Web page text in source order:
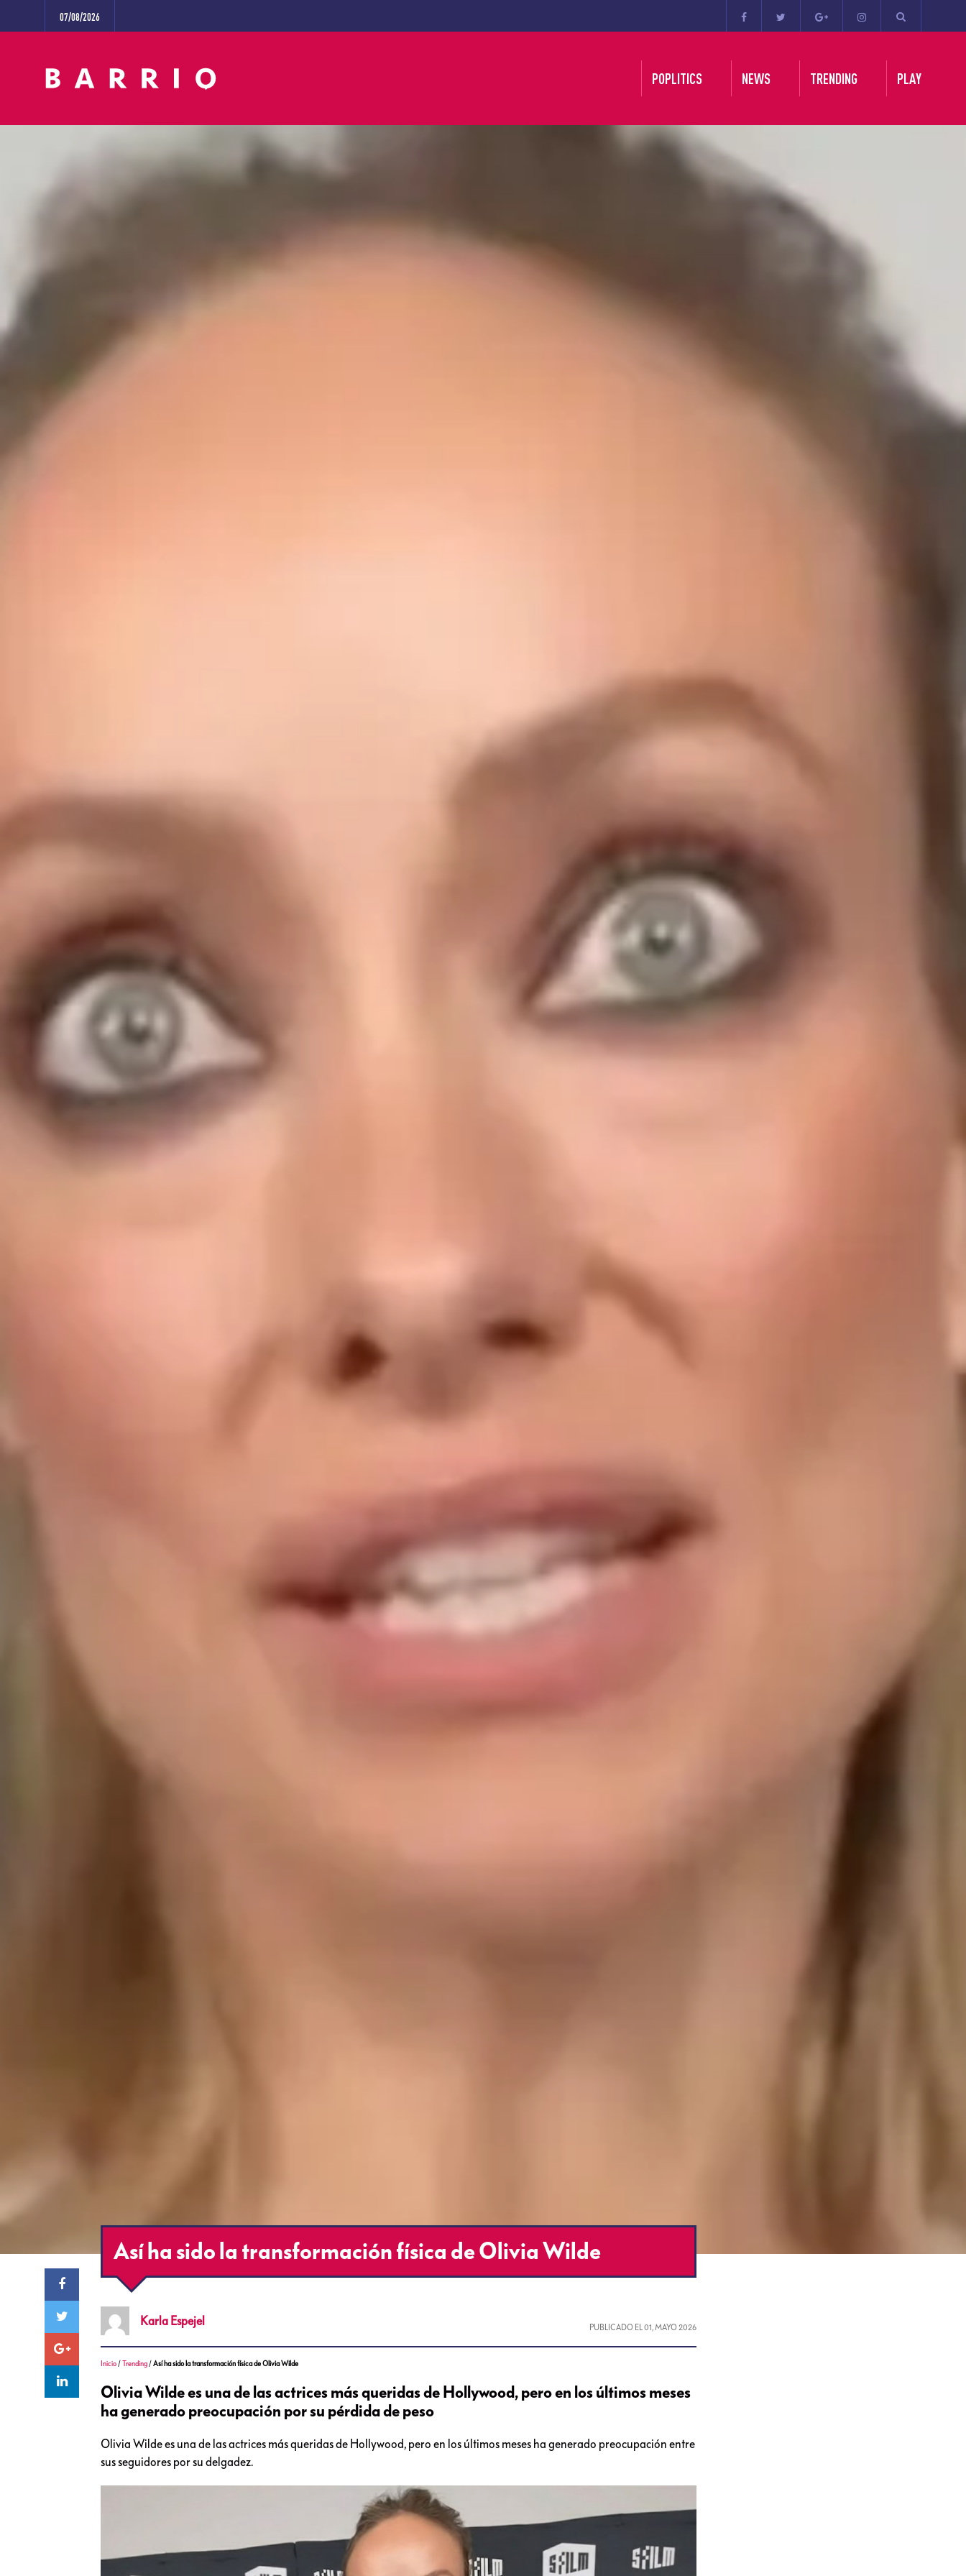
07/08/2026
POPLITICS NEWS TRENDING PLAY
Así ha sido la transformación física de Olivia Wilde
Karla Espejel PUBLICADO EL01, MAYO 2026
Inicio /Trending /Así ha sido la transformación física de Olivia Wilde
Olivia Wilde es una de las actrices más queridas de Hollywood, pero en los últimos meses
ha generado preocupación por su pérdida de peso
Olivia Wilde es una de las actrices más queridas de Hollywood, pero en los últimos meses ha generado preocupación entre
sus seguidores por su delgadez.